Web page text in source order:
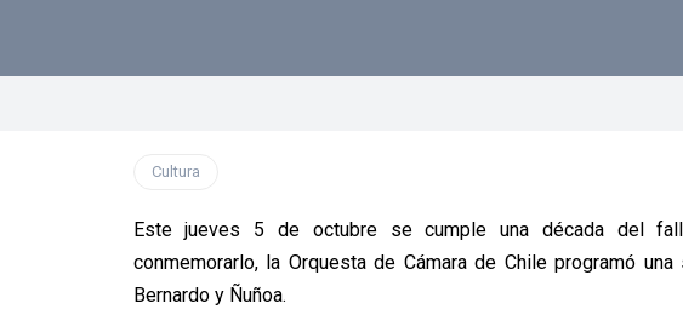
Cultura
Este jueves 5 de octubre se cumple una década del
conmemorarlo, la Orquesta de Cámara de Chile programó
Bernardo y Ñuñoa.